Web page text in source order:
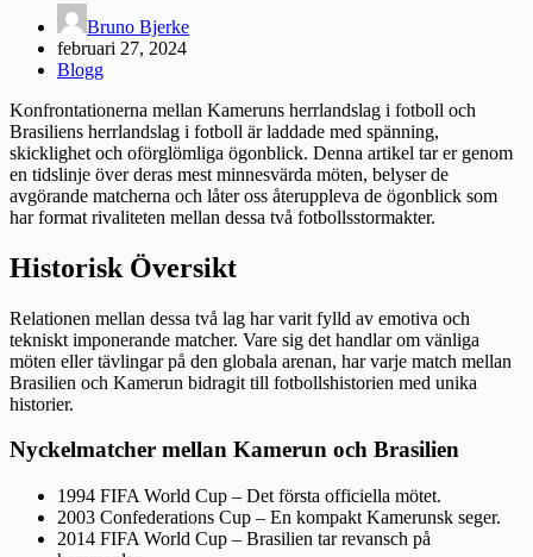
Bruno Bjerke
februari 27, 2024
Blogg
Konfrontationerna mellan Kameruns herrlandslag i fotboll och
Brasiliens herrlandslag i fotboll är laddade med spänning,
skicklighet och oförglömliga ögonblick. Denna artikel tar er genom
en tidslinje över deras mest minnesvärda möten, belyser de
avgörande matcherna och låter oss återuppleva de ögonblick som
har format rivaliteten mellan dessa två fotbollsstormakter.
Historisk Översikt
Relationen mellan dessa två lag har varit fylld av emotiva och
tekniskt imponerande matcher. Vare sig det handlar om vänliga
möten eller tävlingar på den globala arenan, har varje match mellan
Brasilien och Kamerun bidragit till fotbollshistorien med unika
historier.
Nyckelmatcher mellan Kamerun och Brasilien
1994 FIFA World Cup – Det första officiella mötet.
2003 Confederations Cup – En kompakt Kamerunsk seger.
2014 FIFA World Cup – Brasilien tar revansch på